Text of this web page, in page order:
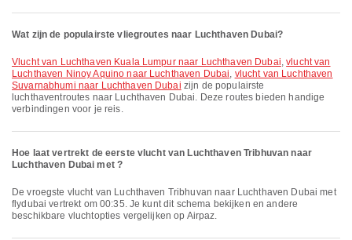
Wat zijn de populairste vliegroutes naar Luchthaven Dubai?
vlucht van Luchthaven Kuala Lumpur naar Luchthaven Dubai,vlucht van
Luchthaven Ninoy Aquino naar Luchthaven Dubai, vlucht van Luchthaven
Suvarnabhumi naar Luchthaven Dubai zijn de populairste
luchthaventroutes naar Luchthaven Dubai. Deze routes bieden handige
verbindingen voor je reis.
Hoe laat vertrekt de eerste vlucht van Luchthaven Tribhuvan naar
Luchthaven Dubai met ?
De vroegste vlucht van Luchthaven Tribhuvan naar Luchthaven Dubai met
flydubai vertrekt om 00:35. Je kunt dit schema bekijken en andere
beschikbare vluchtopties vergelijken op Airpaz.